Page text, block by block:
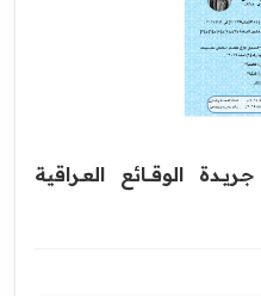
‏الوقــــائع العــراقية